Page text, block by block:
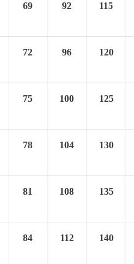
69 92 115
72 96 120
75 100 125
78 104 130
81 108 135
84 112 140